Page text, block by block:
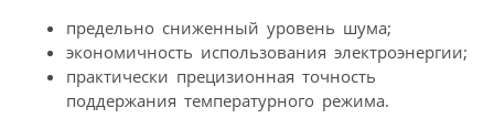
предельно сниженный уровень шума;
экономичность использования электроэнергии;
практически прецизионная точность
поддержания температурного режима.